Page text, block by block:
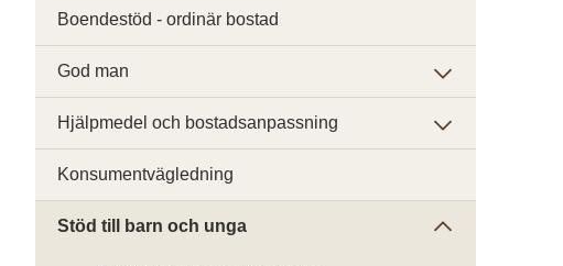
Boendestöd - ordinär bostad
God man
Hjälpmedel och bostadsanpassning
Konsumentvägledning
Stöd till barn och unga